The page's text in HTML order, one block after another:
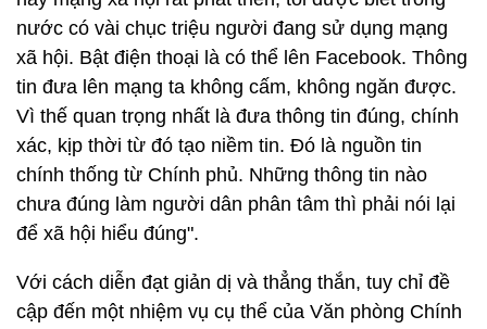
nước có vài chục triệu người đang sử dụng mạng
xã hội. Bật điện thoại là có thể lên Facebook. Thông
tin đưa lên mạng ta không cấm, không ngăn được.
Vì thế quan trọng nhất là đưa thông tin đúng, chính
xác, kịp thời từ đó tạo niềm tin. Đó là nguồn tin
chính thống từ Chính phủ. Những thông tin nào
chưa đúng làm người dân phân tâm thì phải nói lại
để xã hội hiểu đúng".
Với cách diễn đạt giản dị và thẳng thắn, tuy chỉ đề
cập đến một nhiệm vụ cụ thể của Văn phòng Chính